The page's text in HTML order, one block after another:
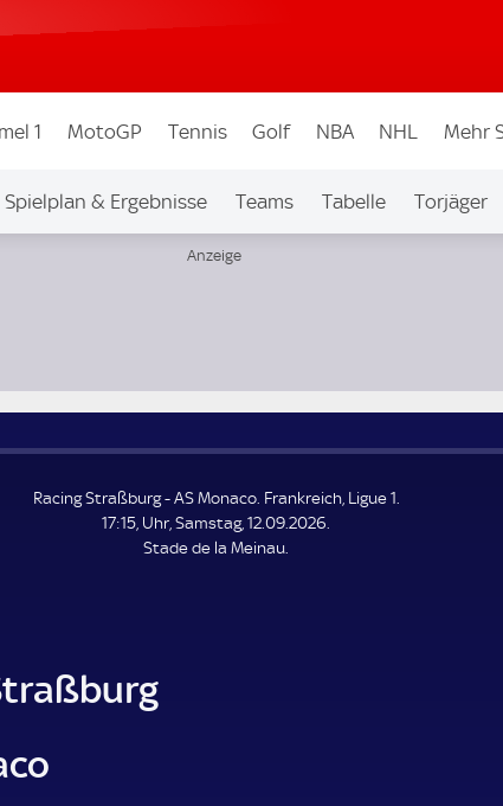
1 MotoGP Tennis Golf NBA NHL Mehr
Spielplan & Ergebnisse Teams Tabelle Torjäger
Racing Straßburg - AS Monaco. Frankreich, Ligue 1.
17:15, Uhr, Samstag, 12.09.2026.
Stade de la Meinau.